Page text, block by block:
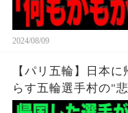
2024/08/09
【パリ五輪】日本
らす五輪選手村の"
各所からも相次ぐ